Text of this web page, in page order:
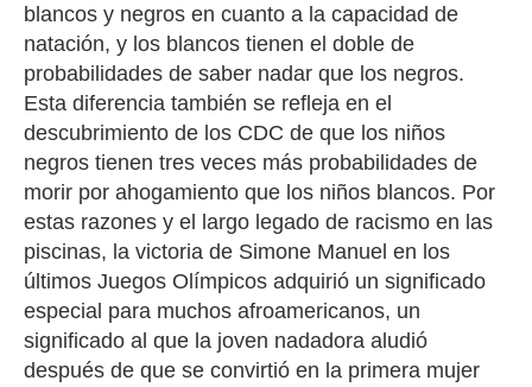
blancos y negros en cuanto a la capacidad de
natación, y los blancos tienen el doble de
probabilidades de saber nadar que los negros.
Esta diferencia también se refleja en el
descubrimiento de los CDC de que los niños
negros tienen tres veces más probabilidades de
morir por ahogamiento que los niños blancos. Por
estas razones y el largo legado de racismo en las
piscinas, la victoria de Simone Manuel en los
últimos Juegos Olímpicos adquirió un significado
especial para muchos afroamericanos, un
significado al que la joven nadadora aludió
después de que se convirtió en la primera mujer